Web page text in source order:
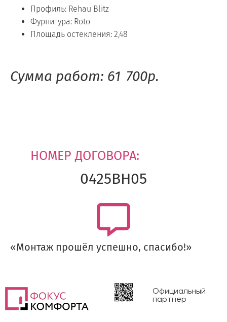
Профиль: Rehau Blitz
Фурнитура: Roto
Площадь остекления: 2,48
Сумма работ: 61 700р.
НОМЕР ДОГОВОРА:
0425ВН05
«Монтаж прошёл успешно, спасибо!»
Официальный
партнер